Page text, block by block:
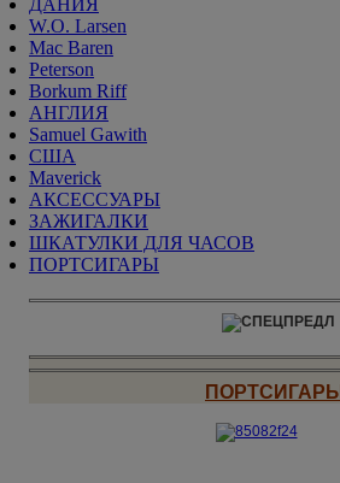
W.O. Larsen
Mac Baren
Peterson
Borkum Riff
АНГЛИЯ
Samuel Gawith
США
Maverick
АКСЕССУАРЫ
ЗАЖИГАЛКИ
ШКАТУЛКИ ДЛЯ ЧАСОВ
ПОРТСИГАРЫ
ПОРТСИГАРЫ